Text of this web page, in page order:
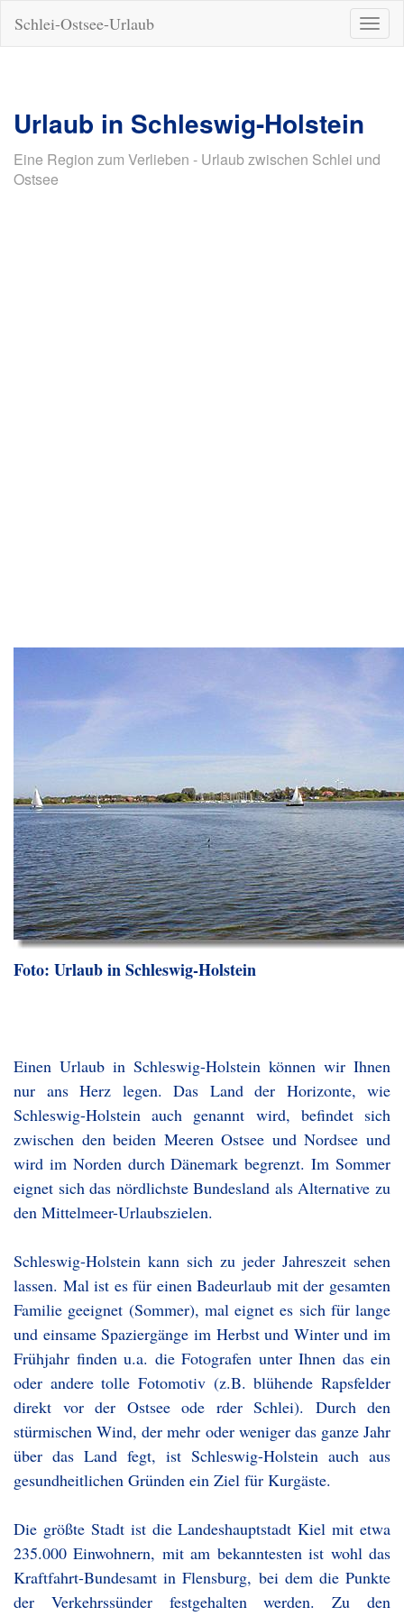
ein-/
Schlei-Ostsee-Urlaub
Urlaub in Schleswig-Holstein
Eine Region zum Verlieben - Urlaub zwischen Schlei und
Ostsee
Foto: Urlaub in Schleswig-Holstein
Einen Urlaub in Schleswig-Holstein können wir Ihnen
nur ans Herz legen. Das Land der Horizonte, wie
Schleswig-Holstein auch genannt wird, befindet sich
zwischen den beiden Meeren Ostsee und Nordsee und
wird im Norden durch Dänemark begrenzt. Im Sommer
eignet sich das nördlichste Bundesland als Alternative zu
den Mittelmeer-Urlaubszielen.
Schleswig-Holstein kann sich zu jeder Jahreszeit sehen
lassen. Mal ist es für einen Badeurlaub mit der gesamten
Familie geeignet (Sommer), mal eignet es sich für lange
und einsame Spaziergänge im Herbst und Winter und im
Frühjahr finden u.a. die Fotografen unter Ihnen das ein
oder andere tolle Fotomotiv (z.B. blühende Rapsfelder
direkt vor der Ostsee ode rder Schlei). Durch den
stürmischen Wind, der mehr oder weniger das ganze Jahr
über das Land fegt, ist Schleswig-Holstein auch aus
gesundheitlichen Gründen ein Ziel für Kurgäste.
Die größte Stadt ist die Landeshauptstadt Kiel mit etwa
235.000 Einwohnern, mit am bekanntesten ist wohl das
Kraftfahrt-Bundesamt in Flensburg, bei dem die Punkte
der Verkehrssünder festgehalten werden. Zu den